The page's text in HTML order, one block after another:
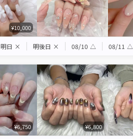
¥10,000
明日 × 明後日 × 08/10 △ 08/11 △
¥6,750 ¥6,800